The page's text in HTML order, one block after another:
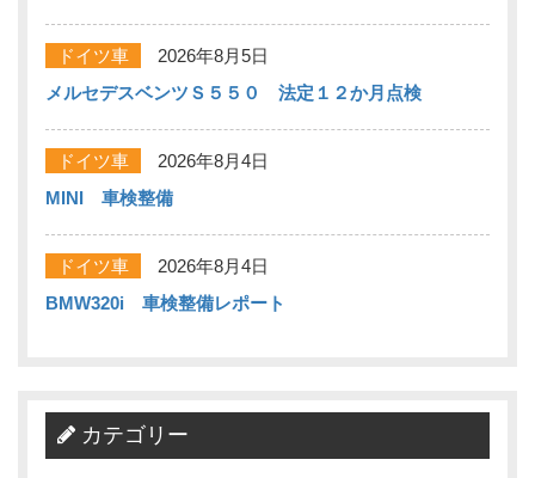
ドイツ車
2026年8月5日
メルセデスベンツＳ５５０ 法定１２か月点検
ドイツ車
2026年8月4日
MINI 車検整備
ドイツ車
2026年8月4日
BMW320i 車検整備レポート
カテゴリー